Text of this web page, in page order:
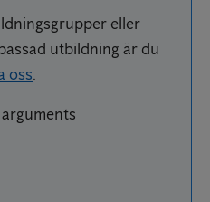
eller
utbildning är du
oss.